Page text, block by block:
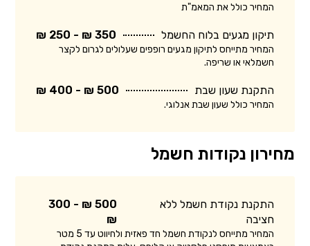
המחיר כולל את המאמ"ת
תיקון מגעים בלוח החשמל 350 ₪ - 250 ₪
המחיר מתייחס לתיקון מגעים רופפים שעלולים לגרום לקצר
חשמלאי או שריפה.
התקנת שעון שבת 500 ₪ - 400 ₪
המחיר כולל שעון שבת אנלוגי.
מחירון נקודות חשמל
התקנת נקודת חשמל ללא
חציבה
500 ₪ - 300
₪
המחיר מתייחס לנקודת חשמל חד פאזית ולחיווט עד 5 מטר